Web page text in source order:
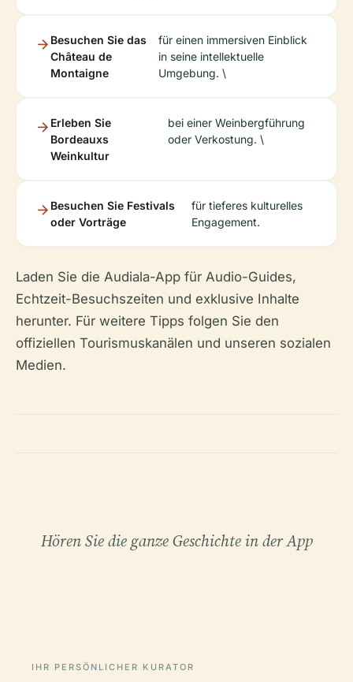
Besuchen Sie das
Château de
Montaigne
für einen immersiven Einblick
in seine intellektuelle
Umgebung. \
Erleben Sie
Bordeauxs
Weinkultur
bei einer Weinbergführung
oder Verkostung. \
Besuchen Sie Festivals
oder Vorträge
für tieferes kulturelles
Engagement.
Laden Sie die Audiala-App für Audio-Guides,
Echtzeit-Besuchszeiten und exklusive Inhalte
herunter. Für weitere Tipps folgen Sie den
offiziellen Tourismuskanälen und unseren sozialen
Medien.
Hören Sie die ganze Geschichte in der App
IHR PERSÖNLICHER KURATOR